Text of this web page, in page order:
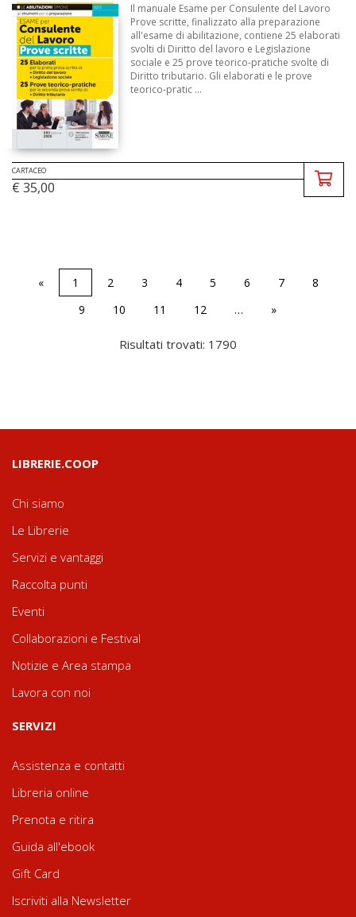
Il manuale Esame per Consulente del Lavoro
Prove scritte, finalizzato alla preparazione
all'esame di abilitazione, contiene 25 elaborati
svolti di Diritto del lavoro e Legislazione
sociale e 25 prove teorico-pratiche svolte di
Diritto tributario. Gli elaborati e le prove
teorico-pratic ...
CARTACEO
€ 35,00
« 1 2 3 4 5 6 7
8
9
10 11 12 … »
Risultati trovati: 1790
LIBRERIE.COOP
Chi siamo
Le Librerie
Servizi e vantaggi
Raccolta punti
Eventi
Collaborazioni e Festival
Notizie e Area stampa
Lavora con noi
SERVIZI
Assistenza e contatti
Libreria online
Prenota e ritira
Guida all'ebook
Gift Card
Iscriviti alla Newsletter